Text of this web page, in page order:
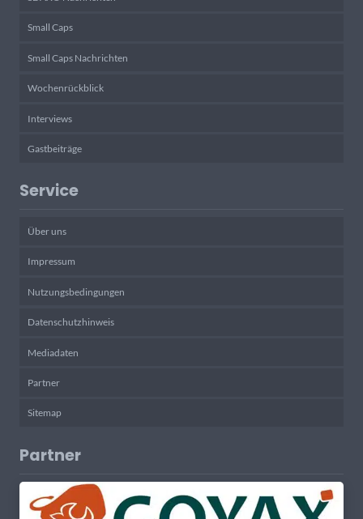
Small Caps
Small Caps Nachrichten
Wochenrückblick
Interviews
Gastbeiträge
Service
Über uns
Impressum
Nutzungsbedingungen
Datenschutzhinweis
Mediadaten
Partner
Sitemap
Partner